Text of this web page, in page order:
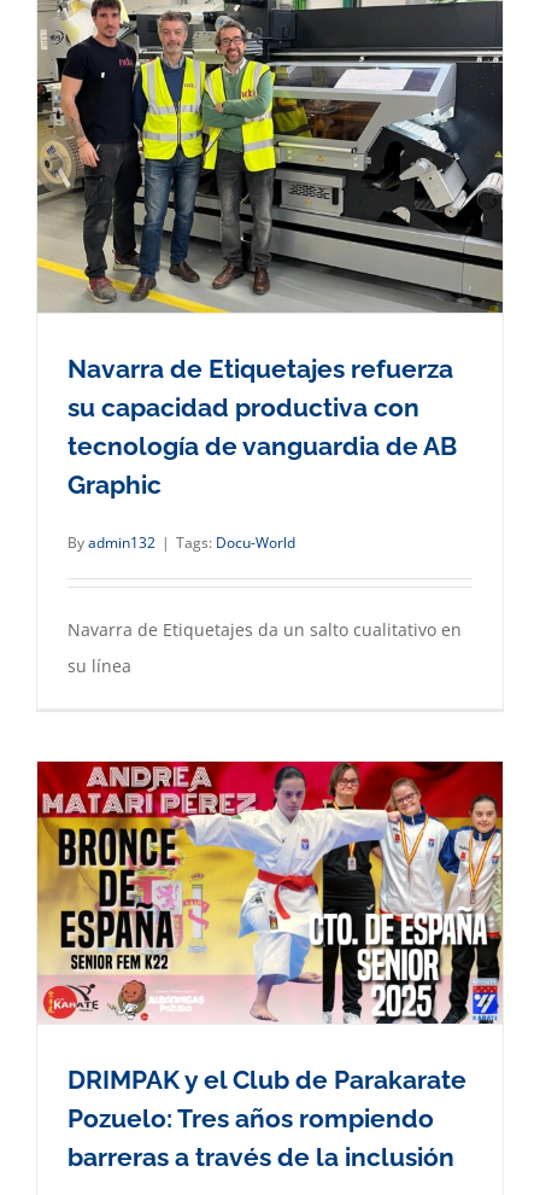
Navarra de Etiquetajes refuerza
su capacidad productiva con
tecnología de vanguardia de AB
Graphic
Byadmin132 | Tags: Docu-World
Navarra de Etiquetajes da un salto cualitativo en
su línea
DRIMPAK y el Club de Parakarate
Pozuelo: Tres años rompiendo
barreras a través de la inclusión